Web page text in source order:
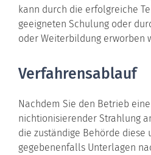
kann durch die erfolgreiche
geeigneten Schulung oder
oder Weiterbildung erworben
Verfahrensablauf
Nachdem Sie den Betrieb
nichtionisierender Strahlung
die zuständige Behörde diese
gegebenenfalls Unterlagen